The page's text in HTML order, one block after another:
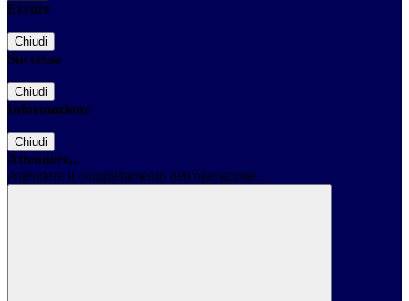
Errore
Chiudi
Successo
Chiudi
Informazione
Chiudi
Attendere...
Attendere il completamento dell'operazione...